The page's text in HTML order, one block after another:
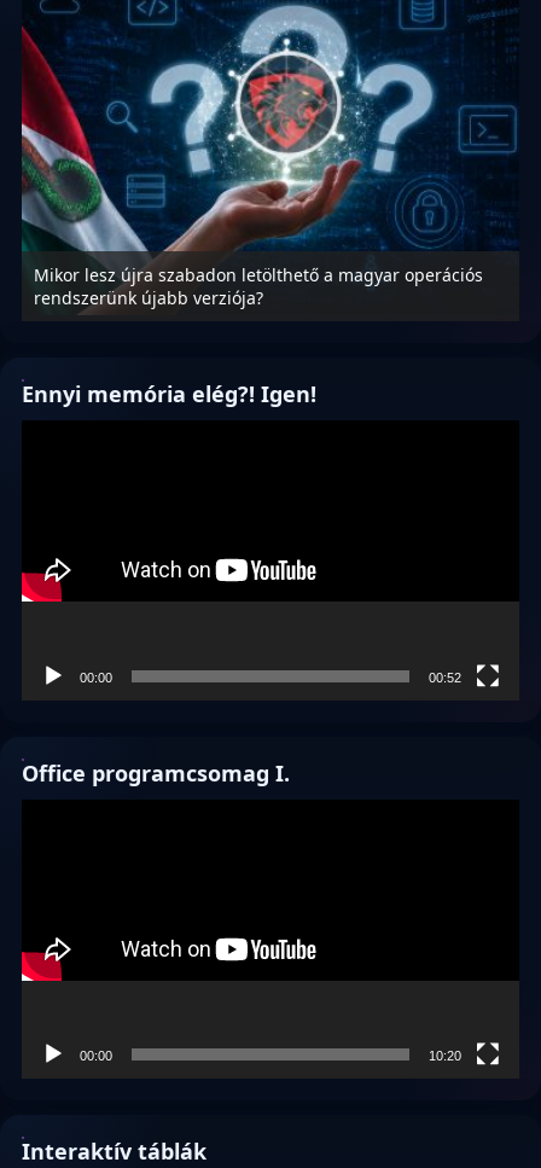
Mikor lesz újra szabadon letölthető a magyar operációs
rendszerünk újabb verziója?
Ennyi memória elég?! Igen!
00:00 00:52
Office programcsomag I.
00:00 10:20
Interaktív táblák